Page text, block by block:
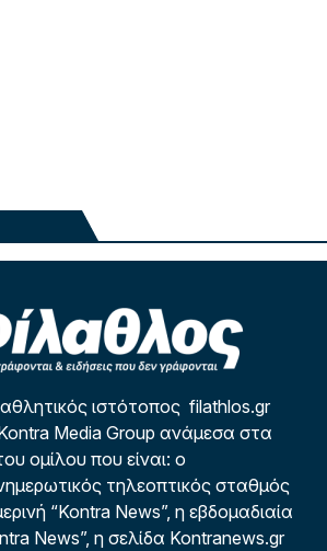
ιστότοπος filathlos.gr
Media Group ανάμεσα στα
ομίλου που είναι: ο
τηλεοπτικός σταθμός
“Kontra News”, η εβδομαδιαία
News”, η σελίδα Kontranews.gr